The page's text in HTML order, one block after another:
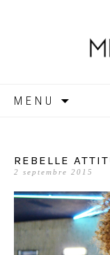
MENU
REBELLE
2 septembre 2015